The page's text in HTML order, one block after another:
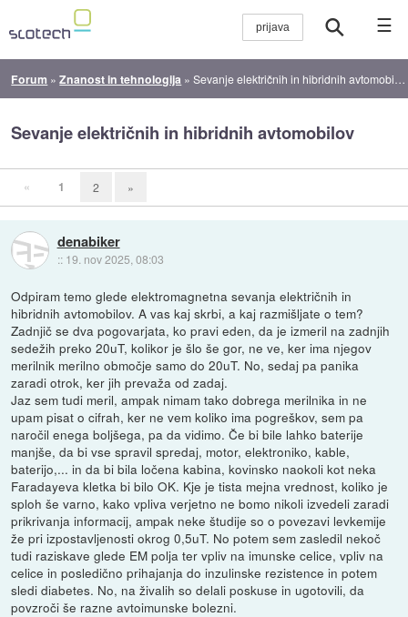
☰
Forum »Znanost in tehnologija »Sevanje električnih in hibridnih avtomobilov
Sevanje električnih in hibridnih avtomobilov
« 1 2 »
denabiker
:: 19. nov 2025, 08:03
Odpiram temo glede elektromagnetna sevanja električnih in
hibridnih avtomobilov. A vas kaj skrbi, a kaj razmišljate o tem?
Zadnjič se dva pogovarjata, ko pravi eden, da je izmeril na zadnjih
sedežih preko 20uT, kolikor je šlo še gor, ne ve, ker ima njegov
merilnik merilno območje samo do 20uT. No, sedaj pa panika
zaradi otrok, ker jih prevaža od zadaj.
Jaz sem tudi meril, ampak nimam tako dobrega merilnika in ne
upam pisat o cifrah, ker ne vem koliko ima pogreškov, sem pa
naročil enega boljšega, pa da vidimo. Če bi bile lahko baterije
manjše, da bi vse spravil spredaj, motor, elektroniko, kable,
baterijo,... in da bi bila ločena kabina, kovinsko naokoli kot neka
Faradayeva kletka bi bilo OK. Kje je tista mejna vrednost, koliko je
sploh še varno, kako vpliva verjetno ne bomo nikoli izvedeli zaradi
prikrivanja informacij, ampak neke študije so o povezavi levkemije
že pri izpostavljenosti okrog 0,5uT. No potem sem zasledil nekoč
tudi raziskave glede EM polja ter vpliv na imunske celice, vpliv na
celice in posledično prihajanja do inzulinske rezistence in potem
sledi diabetes. No, na živalih so delali poskuse in ugotovili, da
povzroči še razne avtoimunske bolezni.